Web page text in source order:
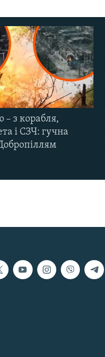
– з корабля,
і СЗЧ: гучна